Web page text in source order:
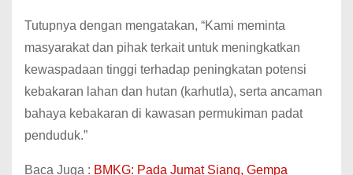
Tutupnya dengan mengatakan, “Kami meminta
masyarakat dan pihak terkait untuk meningkatkan
kewaspadaan tinggi terhadap peningkatan potensi
kebakaran lahan dan hutan (karhutla), serta ancaman
bahaya kebakaran di kawasan permukiman padat
penduduk.”
Baca Juga : BMKG: Pada Jumat Siang, Gempa